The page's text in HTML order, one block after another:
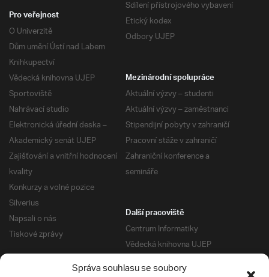
Správa souhlasu se soubory
Sdílení přístrojového vybavení
Etický kodex
Odbory UJEP
Pro veřejnost
O Univerzitě
Dům umění Ústí nad Labem
Knihkupectví
Vědecká knihovna UJEP
Sportoviště
Nahrávací studio
Elektronická úřední deska –
Akademický senát UJEP
Zajišťování a vnitřní hodnocení
kvality
Konkurzy a volné pozice
Silverius
Napsali o nás
Tiskové zprávy
Mezinárodní spolupráce
Aktuální výzvy – studenti
Aktuální výzvy – zaměstnanci
Stipendijní pobyty v zahraničí
Pracovní stáže v zahraničí
Zahraniční konference a
semináře
Další pracoviště
Centrum Informatiky
Vědecká knihovna UJEP
Správa kolejí a menz